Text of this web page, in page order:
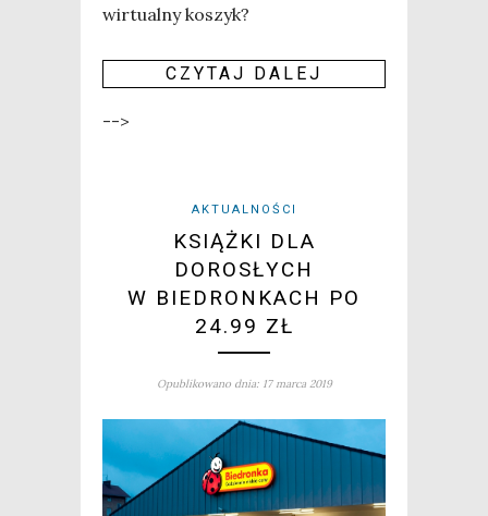
wir­tu­al­ny koszyk?
CZY­TAJ DALEJ
-->
AKTUALNOŚCI
KSIĄŻKI DLA
DOROSŁYCH
W BIEDRONKACH PO
24.99 ZŁ
Opublikowano dnia: 17 marca 2019